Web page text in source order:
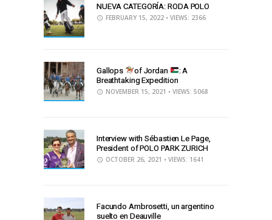
NUEVA CATEGORÍA: RODA POLO
FEBRUARY 15, 2022 • VIEWS: 2366
Gallops of Jordan
: A
Breathtaking Expedition
NOVEMBER 15, 2021 • VIEWS: 5068
Interview with Sébastien Le Page,
President of POLO PARK ZURICH
OCTOBER 26, 2021 • VIEWS: 1641
Facundo Ambrosetti, un argentino
suelto en Deauville